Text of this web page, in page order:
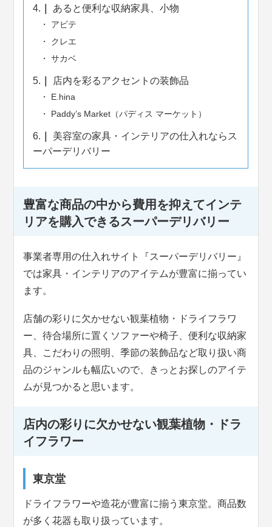
4. あると便利な収納家具、小物
アビテ
クレエ
サカベ
5. 店内を彩るアクセントの装飾品
E.hina
Paddy’s Market（パディス マーケット）
6.
美容室の家具・インテリアの仕入れならス
ーパーデリバリー
豊富な商品の中から費用を抑えてインテ
リアを購入できるスーパーデリバリー
事業者専用の仕入れサイト『スーパーデリバリー』
では家具・インテリアのアイテムが豊富に揃ってい
ます。
店舗の彩りに欠かせない観葉植物・ドライフラワ
ー、待合場所に置くソファーや椅子、便利な収納家
具、こだわりの照明、季節の装飾品など取り扱い商
品のジャンルも幅広いので、きっとお探しのアイテ
ムが見つかると思います。
店内の彩りに欠かせない観葉植物・ドラ
イフラワー
東京堂
ドライフラワーや造花が豊富に揃う東京堂。商品数
が多く花器も取り扱っています。